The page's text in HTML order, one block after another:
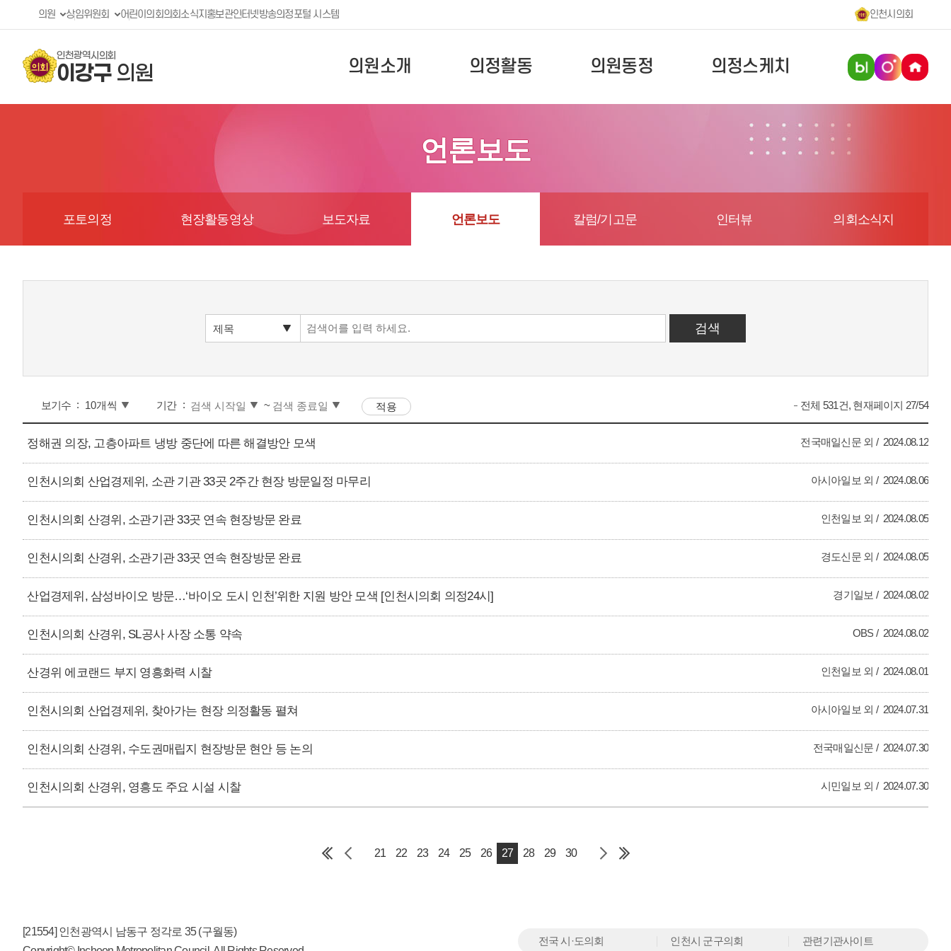
의원 상임위원회 어린이의회의회소식지 홍보관인터넷방송의정포털 시스템 인천시의회
인천광역시의회
이강구 의원 의원소개 의정활동 의원동정 의정스케치
언론보도
포토의정 현장활동영상 보도자료 언론보도 칼럼/기고문 인터뷰 의회소식지
보기수 기간 ~ 전체 531건, 현재페이지 27/54
정해권 의장, 고층아파트 냉방 중단에 따른 해결방안 모색 전국매일신문 외 2024.08.12
인천시의회 산업경제위, 소관 기관 33곳 2주간 현장 방문일정 마무리 아시아일보 외 2024.08.06
인천시의회 산경위, 소관기관 33곳 연속 현장방문 완료 인천일보 외 2024.08.05
인천시의회 산경위, 소관기관 33곳 연속 현장방문 완료 경도신문 외 2024.08.05
산업경제위, 삼성바이오 방문…‘바이오 도시 인천’위한 지원 방안 모색 [인천시의회 의정24시] 경기일보 2024.08.02
인천시의회 산경위, SL공사 사장 소통 약속 OBS 2024.08.02
산경위 에코랜드 부지 영흥화력 시찰 인천일보 외 2024.08.01
인천시의회 산업경제위, 찾아가는 현장 의정활동 펼쳐 아시아일보 외 2024.07.31
인천시의회 산경위, 수도권매립지 현장방문 현안 등 논의 전국매일신문 2024.07.30
인천시의회 산경위, 영흥도 주요 시설 시찰 시민일보 외 2024.07.30
21 22 23 24 25 26 27 28 29 30
[21554] 인천광역시 남동구 정각로 35 (구월동)
전국 시·도의회 인천시 군구의회 관련기관사이트